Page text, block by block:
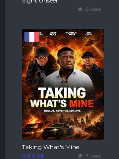
6 vues
7 vues
Taking What's Mine
WEB-DL